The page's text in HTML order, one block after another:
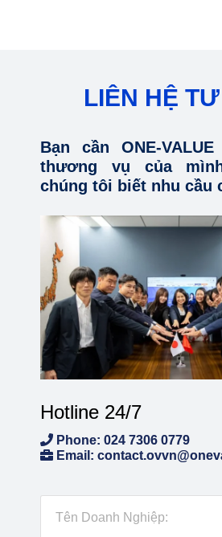
LIÊN HỆ
Bạn cần ONE-
thương vụ của
chúng tôi biết nhu cầu
Hotline 24/7
Phone: 024 7306 0779
Email: